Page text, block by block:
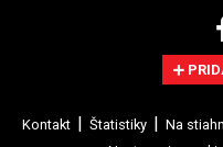
Kontakt Štatistiky Na